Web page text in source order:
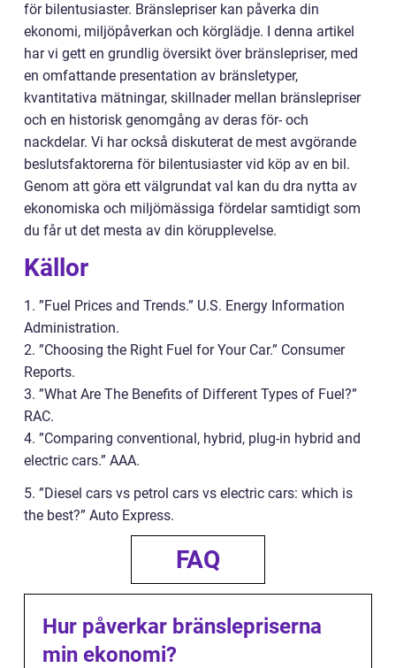
för bilentusiaster. Bränslepriser kan påverka din
ekonomi, miljöpåverkan och körglädje. I denna artikel
har vi gett en grundlig översikt över bränslepriser, med
en omfattande presentation av bränsletyper,
kvantitativa mätningar, skillnader mellan bränslepriser
och en historisk genomgång av deras för- och
nackdelar. Vi har också diskuterat de mest avgörande
beslutsfaktorerna för bilentusiaster vid köp av en bil.
Genom att göra ett välgrundat val kan du dra nytta av
ekonomiska och miljömässiga fördelar samtidigt som
du får ut det mesta av din körupplevelse.
Källor
1. ”Fuel Prices and Trends.” U.S. Energy Information
Administration.
2. ”Choosing the Right Fuel for Your Car.” Consumer
Reports.
3. ”What Are The Benefits of Different Types of Fuel?”
RAC.
4. ”Comparing conventional, hybrid, plug-in hybrid and
electric cars.” AAA.
5. ”Diesel cars vs petrol cars vs electric cars: which is
the best?” Auto Express.
FAQ
Hur påverkar bränslepriserna
min ekonomi?